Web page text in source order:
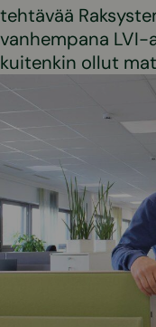
tehtävää
vanhempana LVI-
kuitenkin ollut